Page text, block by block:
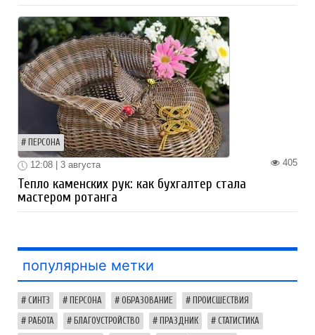
ПЕРСОНА
405
12:08 | 3 августа
Тепло каменских рук: как бухгалтер стала
мастером ротанга
популярные метки
СИНТЗ ПЕРСОНА ОБРАЗОВАНИЕ ПРОИСШЕСТВИЯ
РАБОТА БЛАГОУСТРОЙСТВО ПРАЗДНИК СТАТИСТИКА